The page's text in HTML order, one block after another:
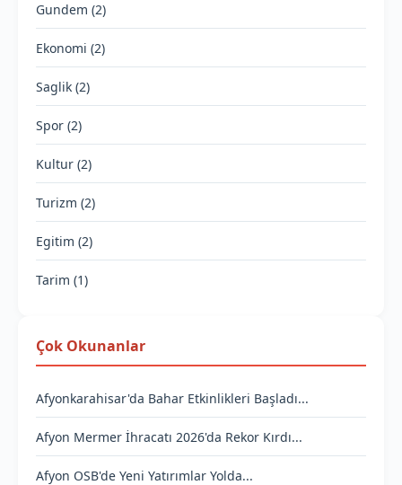
Gundem (2)
Ekonomi (2)
Saglik (2)
Spor (2)
Kultur (2)
Turizm (2)
Egitim (2)
Tarim (1)
Çok Okunanlar
Afyonkarahisar'da Bahar Etkinlikleri Başladı...
Afyon Mermer İhracatı 2026'da Rekor Kırdı...
Afyon OSB'de Yeni Yatırımlar Yolda...